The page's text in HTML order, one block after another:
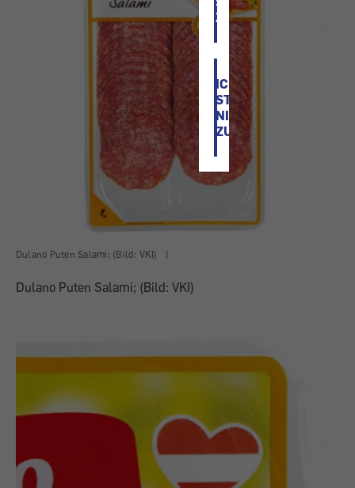
ZU
ICH
STIMME
NICHT
ZU
Dulano Puten Salami; (Bild: VKI) |
Dulano Puten Salami; (Bild: VKI)